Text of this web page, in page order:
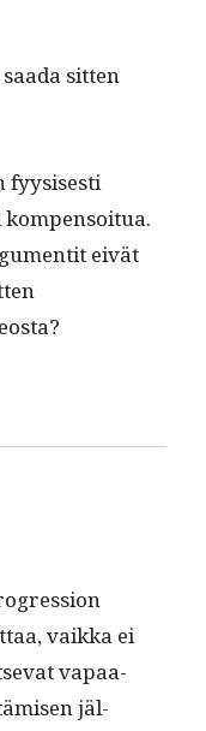
sit­ten
fyy­sis­es­ti
eivät
vaik­ka ei
vapaa-
jäl­